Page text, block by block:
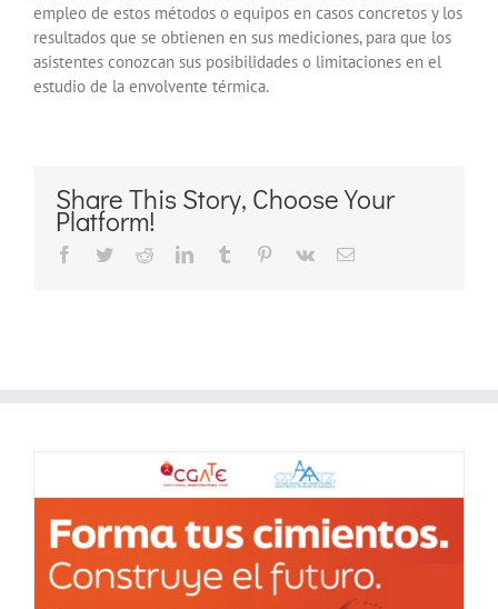
empleo de estos métodos o equipos en casos concretos y los
resultados que se obtienen en sus mediciones, para que los
asistentes conozcan sus posibilidades o limitaciones en el
estudio de la envolvente térmica.
Share This Story, Choose Your
Platform!
Facebook
TwitterRedditLinkedInTumblr Pinterest
Vk
Correo